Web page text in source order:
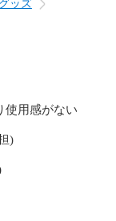
館「葬送のフ
ッズ
使用感がない
)